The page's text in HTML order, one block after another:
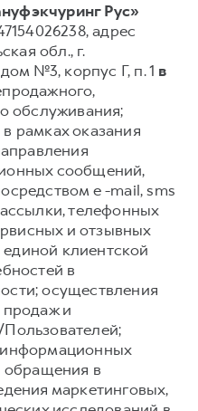
Рус»
адрес
обл., г.
№3, корпус Г, п. 1 в
обслуживания;
рамках оказания
сообщений,
e -mail, sms
телефонных
и отзывных
единой клиентской
в
осуществления
и
обращения в
маркетинговых,